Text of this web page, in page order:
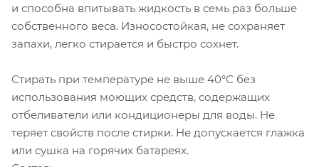
и способна впитывать жидкость в семь раз больше
собственного веса. Износостойкая, не сохраняет
запахи, легко стирается и быстро сохнет.
Стирать при температуре не выше 40°C без
использования моющих средств, содержащих
отбеливатели или кондиционеры для воды. Не
теряет свойств после стирки. Не допускается глажка
или сушка на горячих батареях.